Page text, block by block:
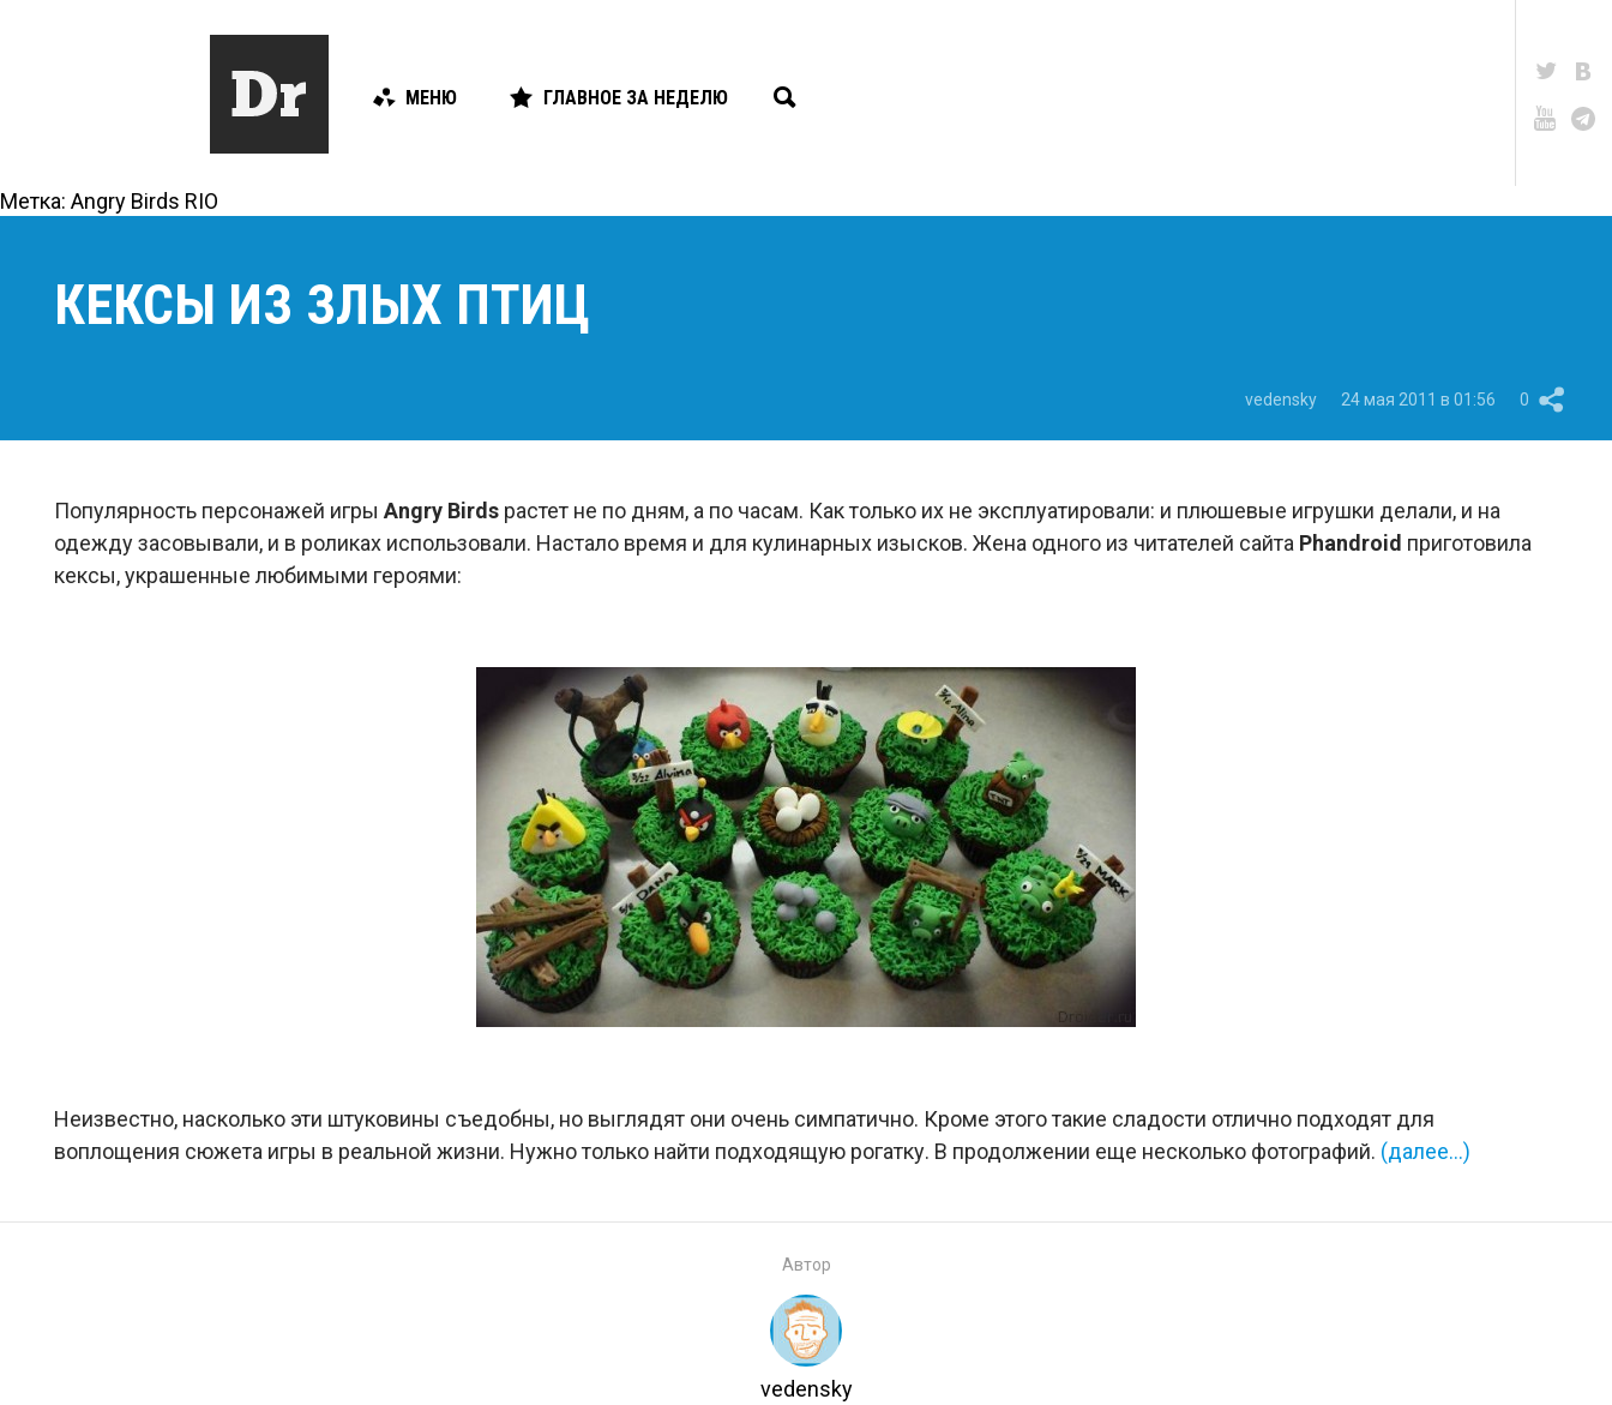
МЕНЮ ГЛАВНОЕ ЗА НЕДЕЛЮ
Метка: Angry Birds RIO
КЕКСЫ ИЗ ЗЛЫХ ПТИЦ
vedensky 24 мая 2011 в 01:56 0
Популярность персонажей игры Angry Birds растет не по дням, а по часам. Как только их не эксплуатировали: и плюшевые игрушки делали, и на
одежду засовывали, и в роликах использовали. Настало время и для кулинарных изысков. Жена одного из читателей сайта Phandroid приготовила
кексы, украшенные любимыми героями:
Неизвестно, насколько эти штуковины съедобны, но выглядят они очень симпатично. Кроме этого такие сладости отлично подходят для
воплощения сюжета игры в реальной жизни. Нужно только найти подходящую рогатку. В продолжении еще несколько фотографий. (далее…)
Автор
vedensky